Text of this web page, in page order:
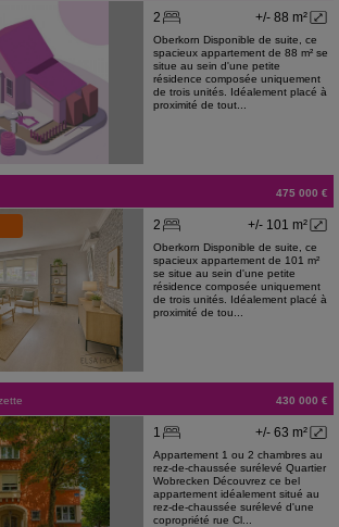
+/- 88 m²
2
Oberkorn Disponible de suite, ce
spacieux appartement de 88 m² se
situe au sein d'une petite
résidence composée uniquement
de trois unités. Idéalement placé à
proximité de tout...
475 000 €
+/- 101 m²
2
Oberkorn Disponible de suite, ce
spacieux appartement de 101 m²
se situe au sein d'une petite
résidence composée uniquement
de trois unités. Idéalement placé à
proximité de tou...
430 000 €
+/- 63 m²
1
Appartement 1 ou 2 chambres au
rez-de-chaussée surélevé Quartier
Wobrecken Découvrez ce bel
appartement idéalement situé au
rez-de-chaussée surélevé d'une
copropriété rue Cl...